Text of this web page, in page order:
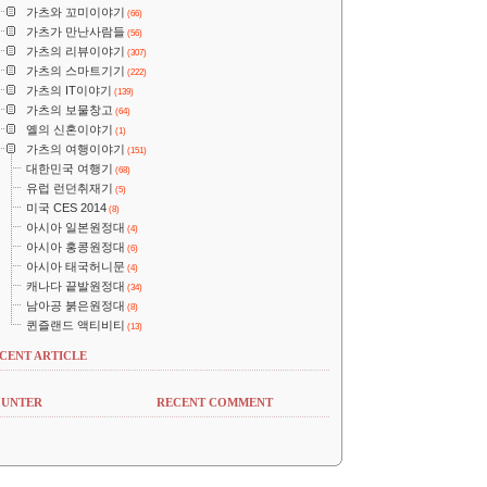
가츠와 꼬미이야기 (66)
가츠가 만난사람들 (56)
가츠의 리뷰이야기 (307)
가츠의 스마트기기 (222)
가츠의 IT이야기 (139)
가츠의 보물창고 (64)
옐의 신혼이야기 (1)
가츠의 여행이야기 (151)
대한민국 여행기 (68)
유럽 런던취재기 (5)
미국 CES 2014 (8)
아시아 일본원정대 (4)
아시아 홍콩원정대 (6)
아시아 태국허니문 (4)
캐나다 끝발원정대 (34)
남아공 붉은원정대 (8)
퀸즐랜드 액티비티 (13)
ARTICLE
RECENT COMMENT